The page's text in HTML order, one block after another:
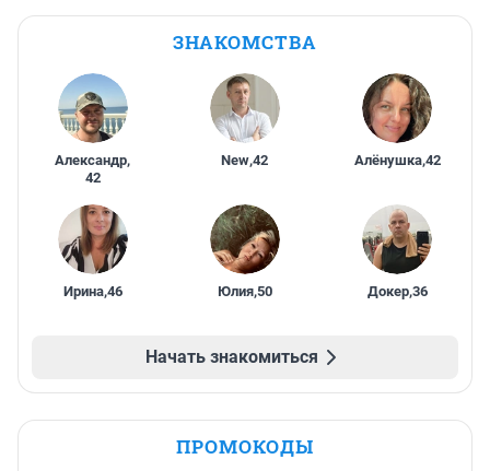
ЗНАКОМСТВА
Александр,
42
New,42 Алёнушка,42
Ирина,46 Юлия,50 Докер,36
Начать знакомиться
ПРОМОКОДЫ